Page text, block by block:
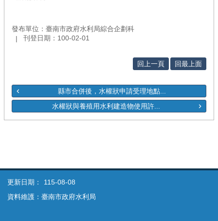
發布單位：臺南市政府水利局綜合企劃科
刊登日期：100-02-01
回上一頁 回最上面
縣市合併後，水權狀申請受理地點...
水權狀與養殖用水利建造物使用許...
更新日期：
115-08-08
資料維護：臺南市政府水利局